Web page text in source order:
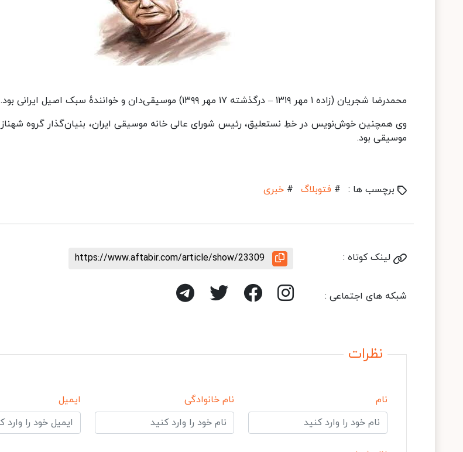
محمدرضا شجریان (زاده ۱ مهر ۱۳۱۹ – درگذشته ۱۷ مهر ۱۳۹۹) موسیقی‌دان و خوانندهٔ سبک اصیل ایرانی بود.
وی همچنینخوش‌نویس در خطِ نستعلیق، رئیس شورای عالی خانه موسیقی ایران، بنیان‌گذار گروه شهناز
موسیقی بود.
برچسب ها : # فتوبلاگ # خبری
لینک کوتاه : https://www.aftabir.com/article/show/23309
شبکه های اجتماعی :
نظرات
نام نام خانوادگی ایمیل